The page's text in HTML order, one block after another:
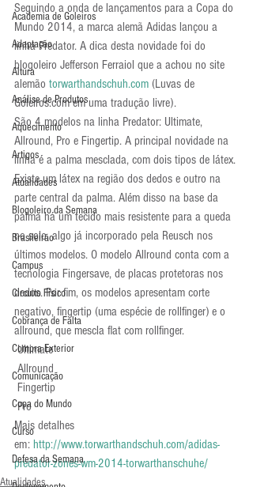
Academia de Goleiros
Adaptação
Altura
Análise de Produtos
Aquecimento
Artigos
Atualidades
Blogoleiro da Semana
Brasileirão
Campus
Circuito Físico
Cobrança de Falta
Compra Exterior
Comunicação
Copa do Mundo
Curso
Defesa da Semana
Seguindo a onda de lançamentos para a Copa do
Mundo 2014, a marca alemã Adidas lançou a
linha Predator. A dica desta novidade foi do
blogoleiro Jefferson Ferraiol que a achou no site
alemão torwarthandschuh.com (Luvas de
Goleiros.com em uma tradução livre).
São 4 modelos na linha Predator: Ultimate,
Allround, Pro e Fingertip. A principal novidade na
linha é a palma mesclada, com dois tipos de látex.
Existe um látex na região dos dedos e outro na
parte central da palma. Além disso na base da
palma há um tecido mais resistente para a queda
no solo, algo já incorporado pela Reusch nos
últimos modelos. O modelo Allround conta com a
tecnologia Fingersave, de placas protetoras nos
dedos. Por fim, os modelos apresentam corte
negativo, fingertip (uma espécie de rollfinger) e o
allround, que mescla flat com rollfinger.
Ultimate
Allround
Fingertip
Pro
Mais detalhes
em: http://www.torwarthandschuh.com/adidas-
predator-zones-wm-2014-torwarthanschuhe/
Atualidades